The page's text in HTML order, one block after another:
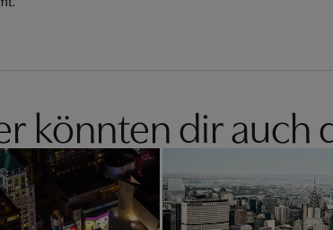
könnten dir auch